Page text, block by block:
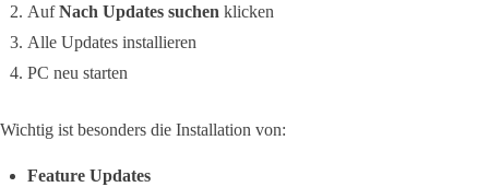
AufNach Updates suchen klicken
Alle Updates installieren
PC neu starten
Wichtig ist besonders die Installation von:
Feature Updates